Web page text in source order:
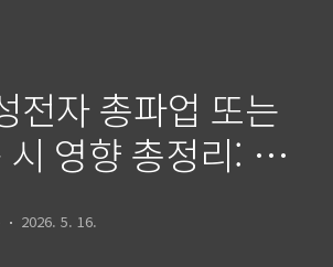
전자 총파업 또는
영향 총정리: 반
2026. 5. 16.